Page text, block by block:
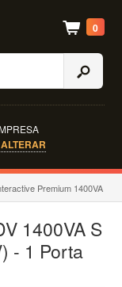
0
Premium 1400VA
1400VA S
- 1 Porta